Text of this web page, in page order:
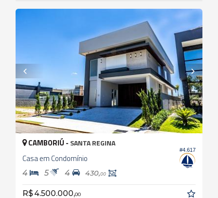
#4.617
CAMBORIÚ - SANTA REGINA
Casa em Condomínio
4 5 4 430,00
R$ 4.500.000,00